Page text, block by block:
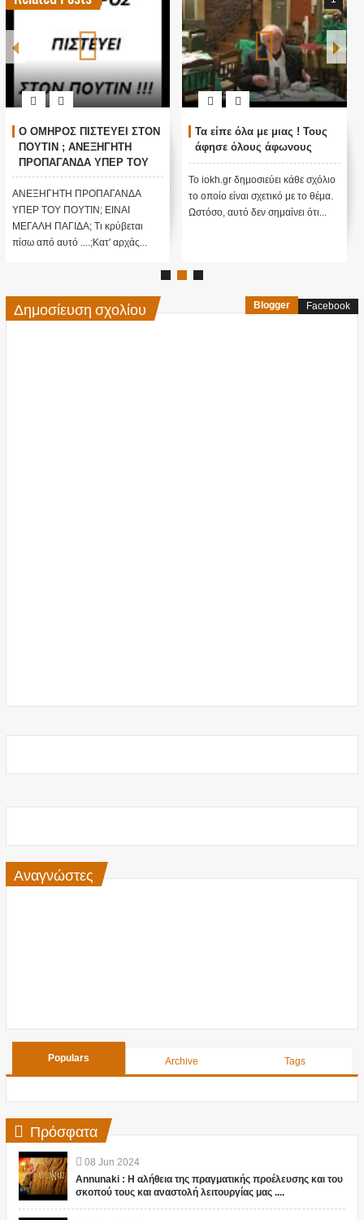
Ο ΟΜΗΡΟΣ ΠΙΣΤΕΥΕΙ ΣΤΟΝ
ΠΟΥΤΙΝ ; ΑΝΕΞΗΓΗΤΗ
ΠΡΟΠΑΓΑΝΔΑ ΥΠΕΡ ΤΟΥ
ΠΟΥΤΙΝ;
ΑΝΕΞΗΓΗΤΗ ΠΡΟΠΑΓΑΝΔΑ
ΥΠΕΡ ΤΟΥ ΠΟΥΤΙΝ; ΕΙΝΑΙ
ΜΕΓΑΛΗ ΠΑΓΙΔΑ; Τι κρύβεται
πίσω από αυτό ....;Κατ' αρχάς...
Τα είπε όλα με μιας ! Τους
άφησε όλους άφωνους
Το iokh.gr δημοσιεύει κάθε σχόλιο
το οποίο είναι σχετικό με το θέμα.
Ωστόσο, αυτό δεν σημαίνει ότι...
Δημοσίευση σχολίου Blogger Facebook
Αναγνώστες
Populars Archive Tags
Πρόσφατα
08 Jun 2024
Annunaki : Η αλήθεια της πραγματικής προέλευσης και του
σκοπού τους και αναστολή λειτουργίας μας ....